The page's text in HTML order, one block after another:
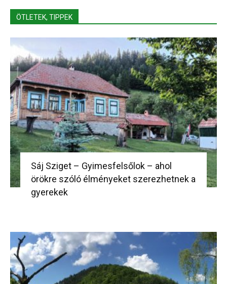
ÖTLETEK, TIPPEK
Sáj Sziget – Gyimesfelsőlok – ahol
örökre szóló élményeket szerezhetnek a
gyerekek